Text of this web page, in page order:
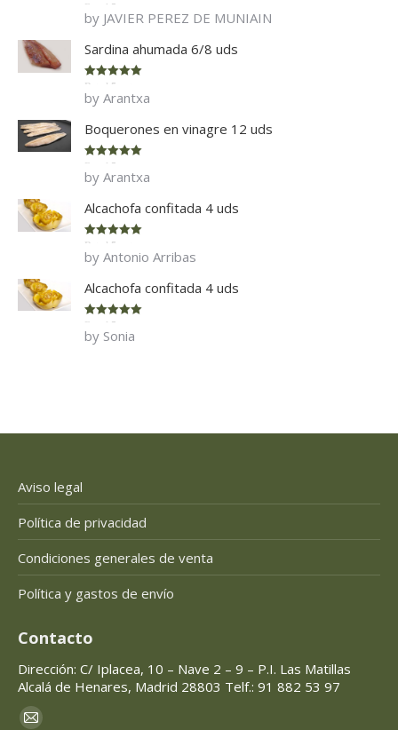
Rated 5
of 5
by JAVIER PEREZ DE MUNIAIN
Sardina ahumada 6/8 uds
Rated 5
of 5
by Arantxa
Boquerones en vinagre 12 uds
Rated 5
of 5
by Arantxa
Alcachofa confitada 4 uds
Rated 5
of 5
by Antonio Arribas
Alcachofa confitada 4 uds
Rated 5
of 5
by Sonia
Aviso legal
Política de privacidad
Condiciones generales de venta
Política y gastos de envío
Contacto
Dirección: C/ Iplacea, 10 – Nave 2 – 9 – P.I. Las Matillas
Alcalá de Henares, Madrid 28803 Telf.: 91 882 53 97
Encuéntranos en: